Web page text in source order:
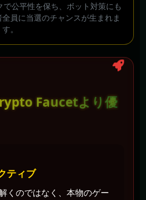
公平性を保ち、ボット対策にも
員に当選のチャンスが生まれま
す。
Faucetより優
ティブ
くのではなく、本物のゲー